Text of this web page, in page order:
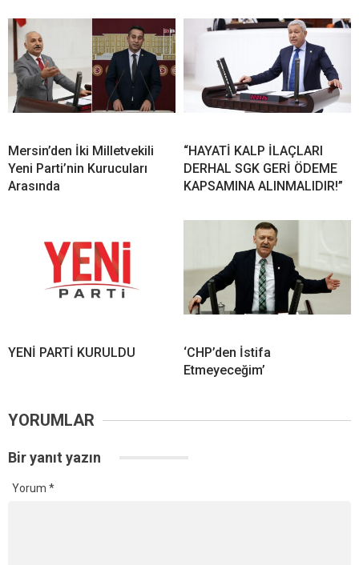
Mersin’den İki Milletvekili
Yeni Parti’nin Kurucuları
Arasında
“HAYATİ KALP İLAÇLARI
DERHAL SGK GERİ ÖDEME
KAPSAMINA ALINMALIDIR!”
YENİ PARTİ KURULDU
‘CHP’den İstifa
Etmeyeceğim’
YORUMLAR
Bir yanıt yazın
Yorum *